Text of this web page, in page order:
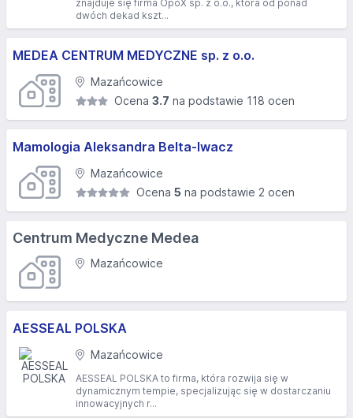
znajduje się firma OpoX sp. z o.o., która od ponad
dwóch dekad kszt...
MEDEA CENTRUM MEDYCZNE sp. z o.o.
Mazańcowice
Ocena3.7 na podstawie 118 ocen
Mamologia Aleksandra Belta-Iwacz
Mazańcowice
Ocena 5 na podstawie 2 ocen
Centrum Medyczne Medea
Mazańcowice
AESSEAL POLSKA
Mazańcowice
AESSEAL POLSKA to firma, która rozwija się w
dynamicznym tempie, specjalizując się w dostarczaniu
innowacyjnych r...